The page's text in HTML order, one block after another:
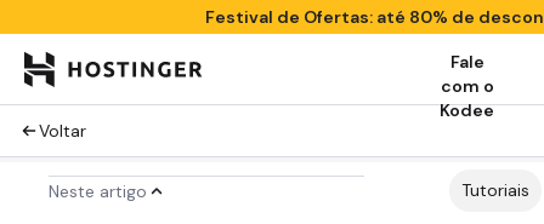
Festival de Ofertas: até 80% de
Fale
com o
Kodee
Voltar
Neste artigo Tutoriais